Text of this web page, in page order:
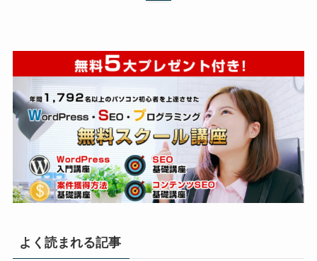
よく読まれる記事